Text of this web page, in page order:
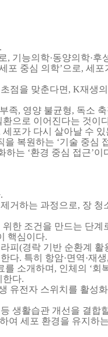
, 기능의학·동양의학·후
포 중심 의학’으로, 세포
점을 맞춘다면 , K재생
족, 영양 불균형, 독소 축
환으로 이어진다는 것이
세포가 다시 살아날 수
을 복원하는 ‘기술 중심
하는 ‘환경 중심 접근’이
.
거하는 과정으로, 장 청
한 조건을 만드는 단계
핵심이다.
피 (경락 기반 순환계 활
다. 특히 항암·면역 ·재생,
를 소개하며 , 인체의 ‘회
한다.
유전자 스위치를 활성
생활습관 개선을 결합
여 세포 환경을 유지하